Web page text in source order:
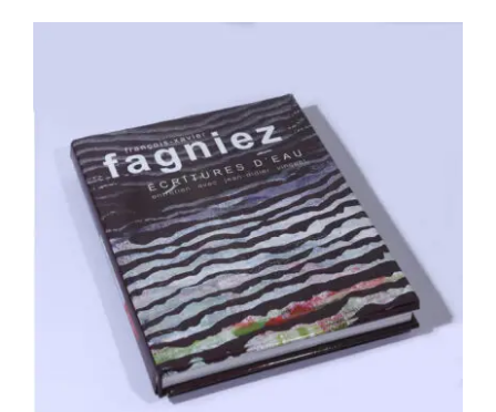
François-Xavier Fagniez – Écritures
d’eau